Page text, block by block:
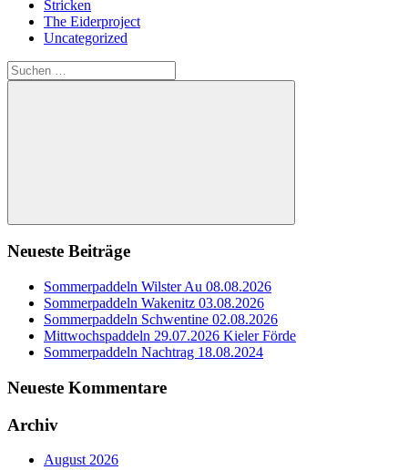
Stricken
The Eiderproject
Uncategorized
Suchen
nach:
Suchen
Neueste Beiträge
Sommerpaddeln Wilster Au 08.08.2026
Sommerpaddeln Wakenitz 03.08.2026
Sommerpaddeln Schwentine 02.08.2026
Mittwochspaddeln 29.07.2026 Kieler Förde
Sommerpaddeln Nachtrag 18.08.2024
Neueste Kommentare
Archiv
August 2026